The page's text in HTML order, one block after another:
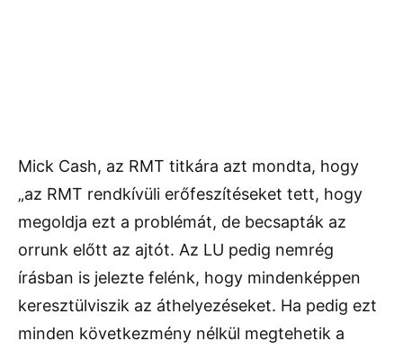
Mick Cash, az RMT titkára azt mondta, hogy
„az RMT rendkívüli erőfeszítéseket tett, hogy
megoldja ezt a problémát, de becsapták az
orrunk előtt az ajtót. Az LU pedig nemrég
írásban is jelezte felénk, hogy mindenképpen
keresztülviszik az áthelyezéseket. Ha pedig ezt
minden következmény nélkül megtehetik a